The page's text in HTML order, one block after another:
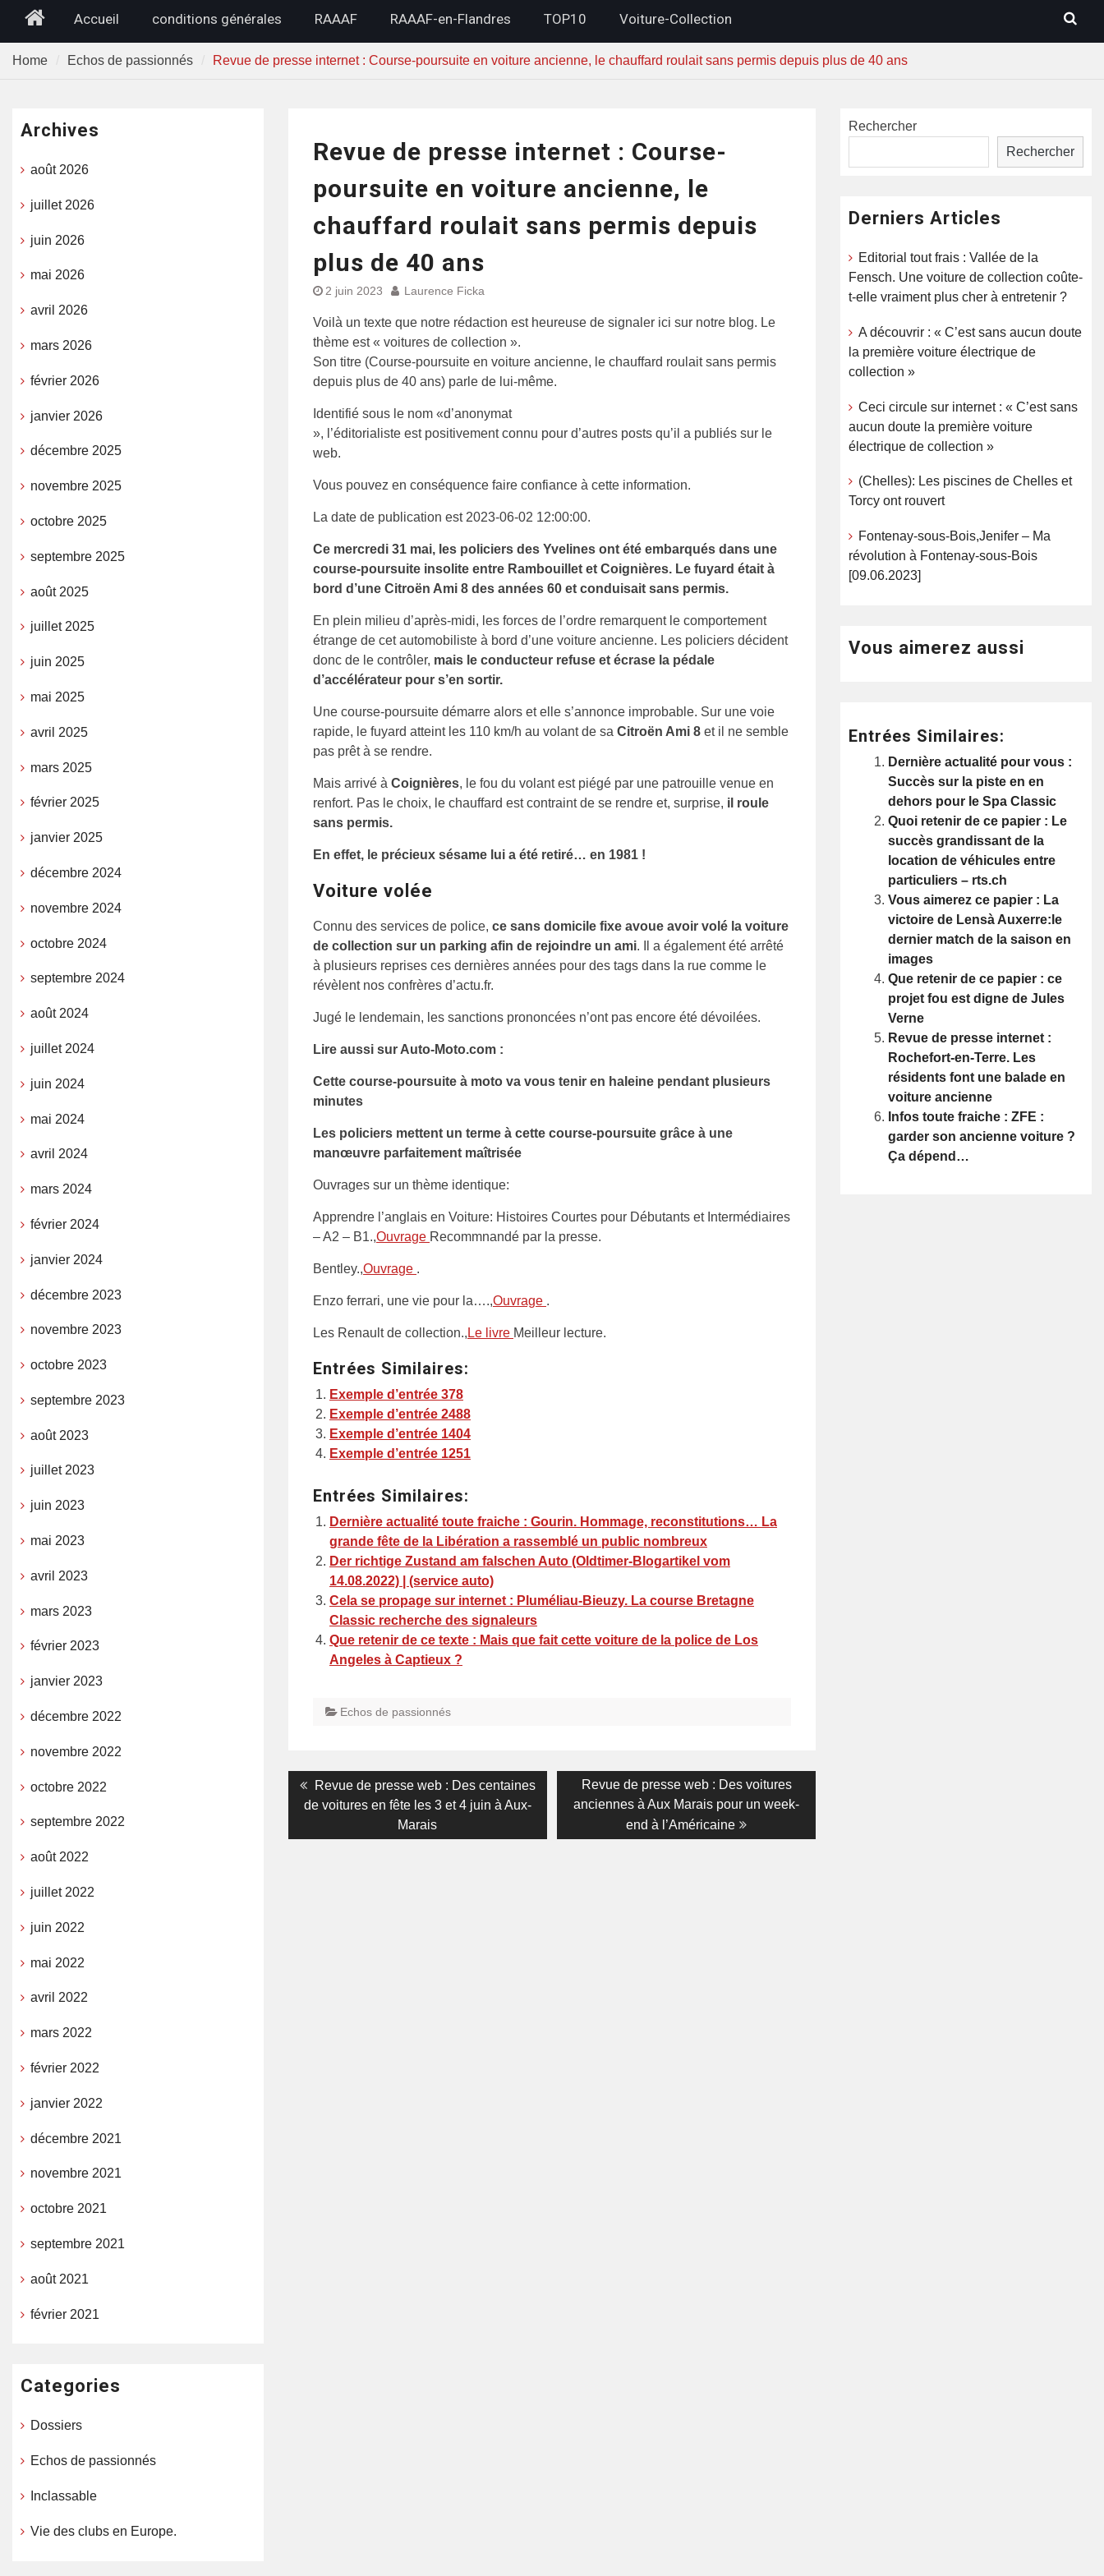
HomeAccueil conditions générales RAAAF RAAAF-en-Flandres TOP10 Voiture-Collection
Home Echos de passionnés Revue de presse internet : Course-poursuite en voiture ancienne, le chauffard roulait sans permis depuis plus de 40 ans
Revue de presse internet : Course-
poursuite en voiture ancienne, le
chauffard roulait sans permis depuis
plus de 40 ans
2 juin 2023 Laurence Ficka
Voilà un texte que notre rédaction est heureuse de signaler ici sur notre blog. Le
thème est « voitures de collection ».
Son titre (Course-poursuite en voiture ancienne, le chauffard roulait sans permis
depuis plus de 40 ans) parle de lui-même.
Identifié sous le nom «d’anonymat
», l’éditorialiste est positivement connu pour d’autres posts qu’il a publiés sur le
web.
Vous pouvez en conséquence faire confiance à cette information.
La date de publication est 2023-06-02 12:00:00.
Ce mercredi 31 mai, les policiers des Yvelines ont été embarqués dans une
course-poursuite insolite entre Rambouillet et Coignières. Le fuyard était à
bord d’une Citroën Ami 8 des années 60 et conduisait sans permis.
En plein milieu d’après-midi, les forces de l’ordre remarquent le comportement
étrange de cet automobiliste à bord d’une voiture ancienne. Les policiers décident
donc de le contrôler, mais le conducteur refuse et écrase la pédale
d’accélérateur pour s’en sortir.
Une course-poursuite démarre alors et elle s’annonce improbable. Sur une voie
rapide, le fuyard atteint les 110 km/h au volant de sa Citroën Ami 8 et il ne semble
pas prêt à se rendre.
Mais arrivé à Coignières, le fou du volant est piégé par une patrouille venue en
renfort. Pas le choix, le chauffard est contraint de se rendre et, surprise, il roule
sans permis.
En effet, le précieux sésame lui a été retiré… en 1981 !
Voiture volée
Connu des services de police, ce sans domicile fixe avoue avoir volé la voiture
de collection sur un parking afin de rejoindre un ami. Il a également été arrêté
à plusieurs reprises ces dernières années pour des tags dans la rue comme le
révèlent nos confrères d’actu.fr.
Jugé le lendemain, les sanctions prononcées n’ont pas encore été dévoilées.
Lire aussi sur Auto-Moto.com :
Cette course-poursuite à moto va vous tenir en haleine pendant plusieurs
minutes
Les policiers mettent un terme à cette course-poursuite grâce à une
manœuvre parfaitement maîtrisée
Ouvrages sur un thème identique:
Apprendre l’anglais en Voiture: Histoires Courtes pour Débutants et Intermédiaires
– A2 – B1.,Ouvrage Recommnandé par la presse.
Bentley.,Ouvrage .
Enzo ferrari, une vie pour la….,Ouvrage .
Les Renault de collection., Le livre Meilleur lecture.
Entrées Similaires:
Exemple d’entrée 378
Exemple d’entrée 2488
Exemple d’entrée 1404
Exemple d’entrée 1251
Entrées Similaires:
Dernière actualité toute fraiche : Gourin. Hommage, reconstitutions… La
grande fête de la Libération a rassemblé un public nombreux
Der richtige Zustand am falschen Auto (Oldtimer-Blogartikel vom
14.08.2022) | (service auto)
Cela se propage sur internet : Pluméliau-Bieuzy. La course Bretagne
Classic recherche des signaleurs
Que retenir de ce texte : Mais que fait cette voiture de la police de Los
Angeles à Captieux ?
Echos de passionnés
Navigation
de
l’article
Previous
post:
Revue de presse web : Des centaines
de voitures en fête les 3 et 4 juin à Aux-
Marais
Next
post:
Revue de presse web : Des voitures
anciennes à Aux Marais pour un week-
end à l’Américaine
Rechercher
Rechercher
Derniers Articles
Editorial tout frais : Vallée de la
Fensch. Une voiture de collection coûte-
t-elle vraiment plus cher à entretenir ?
A découvrir : « C’est sans aucun doute
la première voiture électrique de
collection »
Ceci circule sur internet : « C’est sans
aucun doute la première voiture
électrique de collection »
(Chelles): Les piscines de Chelles et
Torcy ont rouvert
Fontenay-sous-Bois,Jenifer – Ma
révolution à Fontenay-sous-Bois
[09.06.2023]
Vous aimerez aussi
Entrées Similaires:
Dernière actualité pour vous :
Succès sur la piste en en
dehors pour le Spa Classic
Quoi retenir de ce papier : Le
succès grandissant de la
location de véhicules entre
particuliers – rts.ch
Vous aimerez ce papier : La
victoire de Lensà Auxerre:le
dernier match de la saison en
images
Que retenir de ce papier : ce
projet fou est digne de Jules
Verne
Revue de presse internet :
Rochefort-en-Terre. Les
résidents font une balade en
voiture ancienne
Infos toute fraiche : ZFE :
garder son ancienne voiture ?
Ça dépend…
Archives
août 2026
juillet 2026
juin 2026
mai 2026
avril 2026
mars 2026
février 2026
janvier 2026
décembre 2025
novembre 2025
octobre 2025
septembre 2025
août 2025
juillet 2025
juin 2025
mai 2025
avril 2025
mars 2025
février 2025
janvier 2025
décembre 2024
novembre 2024
octobre 2024
septembre 2024
août 2024
juillet 2024
juin 2024
mai 2024
avril 2024
mars 2024
février 2024
janvier 2024
décembre 2023
novembre 2023
octobre 2023
septembre 2023
août 2023
juillet 2023
juin 2023
mai 2023
avril 2023
mars 2023
février 2023
janvier 2023
décembre 2022
novembre 2022
octobre 2022
septembre 2022
août 2022
juillet 2022
juin 2022
mai 2022
avril 2022
mars 2022
février 2022
janvier 2022
décembre 2021
novembre 2021
octobre 2021
septembre 2021
août 2021
février 2021
Categories
Dossiers
Echos de passionnés
Inclassable
Vie des clubs en Europe.